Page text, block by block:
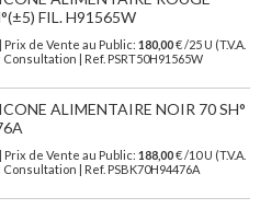
FIL. H91565W
| Prix de Vente au Public: 180,00€ /25 U (T.V.A.
| Ref. PSRT50H91565W
ALIMENTAIRE NOIR 70 SH°
| Prix de Vente au Public: 188,00€ /10 U (T.V.A.
| Ref. PSBK70H94476A